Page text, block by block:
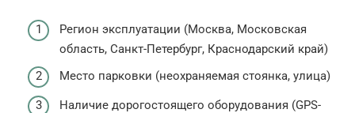
Регион эксплуатации (Москва, Московская
область, Санкт-Петербург, Краснодарский край)
Место парковки (неохраняемая стоянка, улица)
Наличие дорогостоящего оборудования (GPS-